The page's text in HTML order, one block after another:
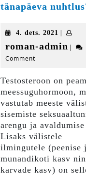
tänapäeva
4. dets. 2021 4.
dets.
|
roman-admin |
Comment
Testosteroon on
meessuguhormoon,
vastutab meeste
sisemiste
arengu ja avaldumise
Lisaks välistele
ilmingutele (peenise
munandikoti kasv
karvade kasv) on